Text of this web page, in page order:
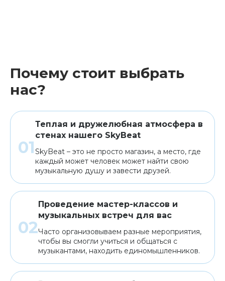
Почему стоит выбрать
нас?
Теплая и дружелюбная атмосфера в
стенах нашего SkyBeat
SkyBeat – это не просто магазин, а место, где
каждый может человек может найти свою
музыкальную душу и завести друзей.
Проведение мастер-классов и
музыкальных встреч для вас
Часто организовываем разные мероприятия,
чтобы вы смогли учиться и общаться с
музыкантами, находить единомышленников.